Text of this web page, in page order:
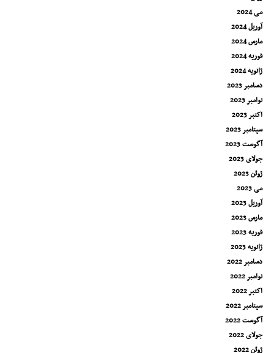
می 2024
آوریل 2024
مارس 2024
فوریه 2024
ژانویه 2024
دسامبر 2023
نوامبر 2023
اکتبر 2023
سپتامبر 2023
آگوست 2023
جولای 2023
ژوئن 2023
می 2023
آوریل 2023
مارس 2023
فوریه 2023
ژانویه 2023
دسامبر 2022
نوامبر 2022
اکتبر 2022
سپتامبر 2022
آگوست 2022
جولای 2022
ژوئن 2022